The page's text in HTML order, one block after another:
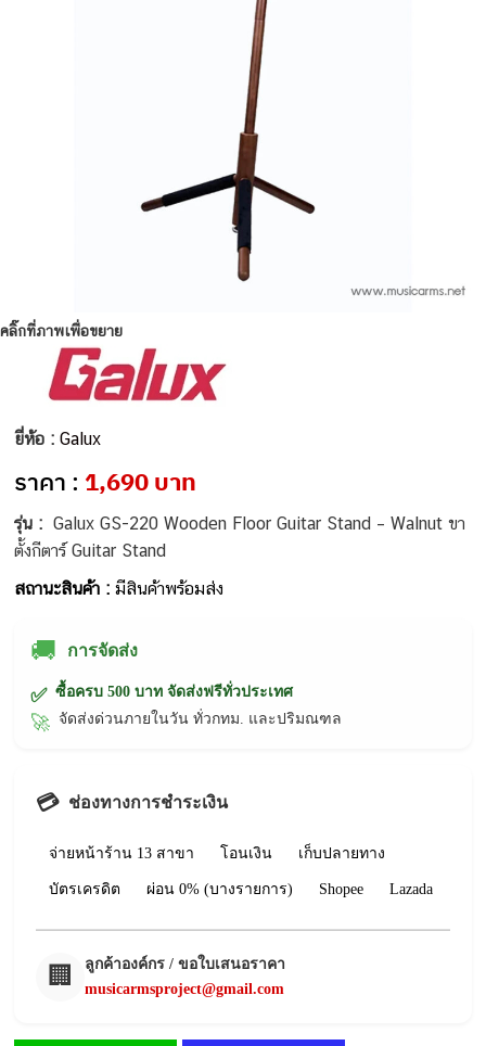
คลิ๊กที่ภาพเพื่อขยาย
ยี่ห้อ :Galux
ราคา : 1,690 บาท
รุ่น :Galux GS-220 Wooden Floor Guitar Stand – Walnut ขา
ตั้งกีตาร์ Guitar Stand
สถานะสินค้า :มีสินค้าพร้อมส่ง
🚚 การจัดส่ง
✅ ซื้อครบ 500 บาท จัดส่งฟรีทั่วประเทศ
🚀 จัดส่งด่วนภายในวัน ทั่วกทม. และปริมณฑล
💳 ช่องทางการชำระเงิน
จ่ายหน้าร้าน 13 สาขา โอนเงิน เก็บปลายทาง
บัตรเครดิต ผ่อน 0% (บางรายการ) Shopee Lazada
🏢
ลูกค้าองค์กร / ขอใบเสนอราคา
musicarmsproject@gmail.com